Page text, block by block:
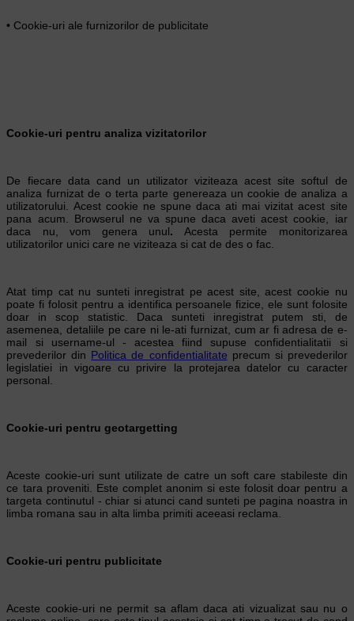
• Cookie-uri ale furnizorilor de publicitate
Cookie-uri pentru analiza vizitatorilor
De fiecare data cand un utilizator viziteaza acest site softul de
analiza furnizat de o terta parte genereaza un cookie de analiza a
utilizatorului. Acest cookie ne spune daca ati mai vizitat acest site
pana acum. Browserul ne va spune daca aveti acest cookie, iar
daca nu, vom genera unul.Acesta permite monitorizarea
utilizatorilor unici care ne viziteaza si cat de des o fac.
Atat timp cat nu sunteti inregistrat pe acest site, acest cookie nu
poate fi folosit pentru a identifica persoanele fizice, ele sunt folosite
doar in scop statistic. Daca sunteti inregistrat putem sti, de
asemenea, detaliile pe care ni le-ati furnizat, cum ar fi adresa de e-
mail si username-ul - acestea fiind supuse confidentialitatii si
prevederilor din Politica de confidentialitate precum si prevederilor
legislatiei in vigoare cu privire la protejarea datelor cu caracter
personal.
Cookie-uri pentru geotargetting
Aceste cookie-uri sunt utilizate de catre un soft care stabileste din
ce tara proveniti. Este complet anonim si este folosit doar pentru a
targeta continutul - chiar si atunci cand sunteti pe pagina noastra in
limba romana sau in alta limba primiti aceeasi reclama.
Cookie-uri pentru publicitate
Aceste cookie-uri ne permit sa aflam daca ati vizualizat sau nu o